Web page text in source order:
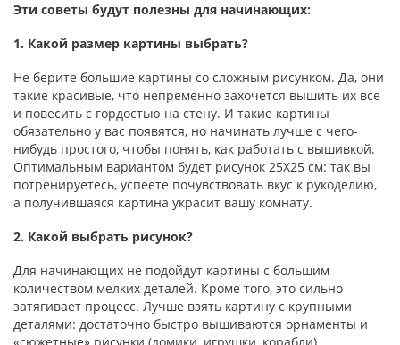
Эти советы будут полезны для начинающих:
1. Какой размер картины выбрать?
Не берите большие картины со сложным рисунком. Да, они
такие красивые, что непременно захочется вышить их все
и повесить с гордостью на стену. И такие картины
обязательно у вас появятся, но начинать лучше с чего-
нибудь простого, чтобы понять, как работать с вышивкой.
Оптимальным вариантом будет рисунок 25Х25 см: так вы
потренируетесь, успеете почувствовать вкус к рукоделию,
а получившаяся картина украсит вашу комнату.
2. Какой выбрать рисунок?
Для начинающих не подойдут картины с большим
количеством мелких деталей. Кроме того, это сильно
затягивает процесс. Лучше взять картину с крупными
деталями: достаточно быстро вышиваются орнаменты и